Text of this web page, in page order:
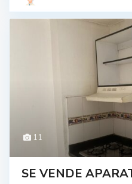
11
SE VENDE